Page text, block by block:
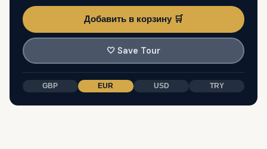
Добавить в корзину 🛒
🤍 Save Tour
GBP EUR USD TRY